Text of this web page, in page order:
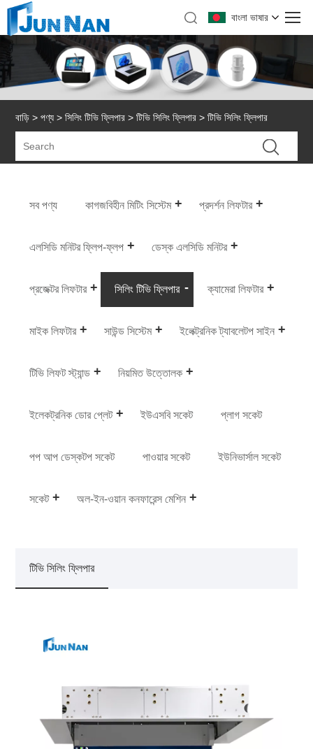
বাংলা ভাষার
বাড়ি > পণ্য >সিলিং টিভি ফ্লিপার >টিভি সিলিং ফ্লিপার > টিভি সিলিং ফ্লিপার
সব পণ্য কাগজবিহীন মিটিং সিস্টেম প্রদর্শন লিফটার
এলসিডি মনিটর ফ্লিপ-ফ্লপ ডেস্ক এলসিডি মনিটর
প্রজেক্টর লিফটার সিলিং টিভি ফ্লিপার ক্যামেরা লিফটার
মাইক লিফটার সাউন্ড সিস্টেম ইলেক্ট্রনিক ট্যাবলেটপ সাইন
টিভি লিফট স্ট্যান্ড নিয়মিত উত্তোলক
ইলেকট্রনিক ডোর প্লেট ইউএসবি সকেট প্লাগ সকেট
পপ আপ ডেস্কটপ সকেট পাওয়ার সকেট ইউনিভার্সাল সকেট
সকেট অল-ইন-ওয়ান কনফারেন্স মেশিন
টিভি সিলিং ফ্লিপার